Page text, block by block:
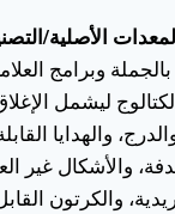
الأصلية/
بالجملة وبرامج
ليشمل
والهدايا
والأشكال غير
والكرتون